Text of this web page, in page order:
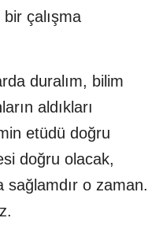
çalışma
duralım, bilim
aldıkları
etüdü doğru
doğru olacak,
sağlamdır o zaman.